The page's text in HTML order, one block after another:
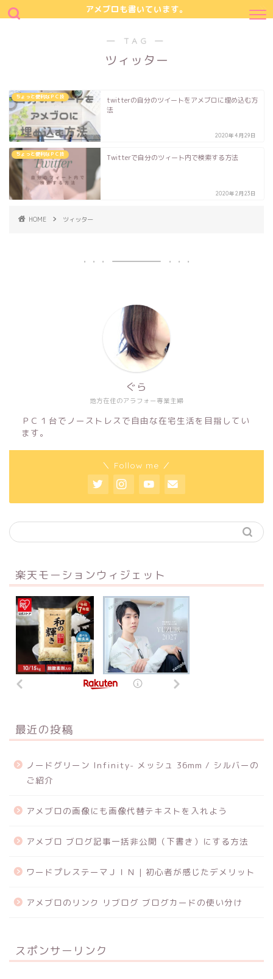
アメブロも書いています。
― TAG ―
ツィッター
ちょっと便利なＰＣ技
twitterの自分のツイートをアメブロに埋め込む方
法
2020年4月29日
ちょっと便利なＰＣ技 Twitterで自分のツィート内で検索する方法
2020年2月23日
HOME ツィッター
地方在住のアラフォー専業主婦
ぐら
ＰＣ１台でノーストレスで自由な在宅生活を目指してい
ます。
＼ Follow me ／
楽天モーションウィジェット
最近の投稿
ノードグリーン Infinity- メッシュ 36mm / シルバーの
ご紹介
アメブロの画像にも画像代替テキストを入れよう
アメブロ ブログ記事一括非公開（下書き）にする方法
ワードプレステーマＪＩＮ | 初心者が感じたデメリット
アメブロのリンク リブログ ブログカードの使い分け
スポンサーリンク